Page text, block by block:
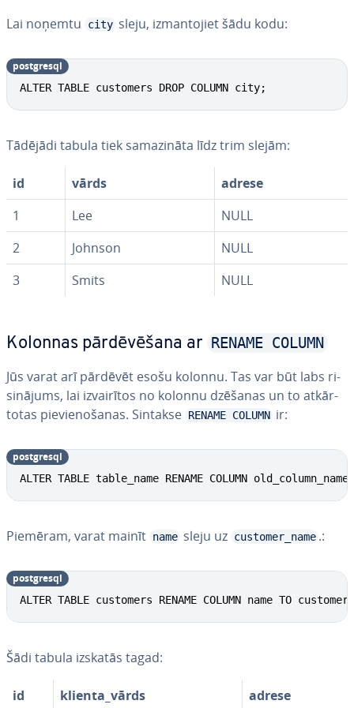
Lai noņemtu city sleju, iz­man­to­jiet šādu kodu:
ALTER TABLE customers DROP COLUMN city;
postgresql
Tādējādi tabula tiek sa­ma­zi­nā­ta līdz trim slejām:
id vārds
adrese
1
Lee
NULL
2
Johnson
NULL
3
Smits NULL
Kolonnas pār­dē­vē­ša­na ar RENAME COLUMN
Jūs varat arī pārdēvēt esošu kolonnu. Tas var būt labs ri­
si­nā­jums, lai iz­vai­rī­tos no kolonnu dzēšanas un to at­kār­
to­tas pie­vie­no­ša­nas. Sintakse RENAME COLUMN ir:
ALTER TABLE table_name RENAME COLUMN
postgresql
Piemēram, varat mainīt name sleju uz customer_name .:
ALTER TABLE customers RENAME COLUMN name TO
postgresql
Šādi tabula izskatās tagad:
id klienta_vārds adrese